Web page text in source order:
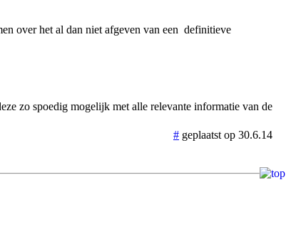
over het al dan niet afgeven van een definitieve
zo spoedig mogelijk met alle relevante informatie van de
# geplaatst op 30.6.14